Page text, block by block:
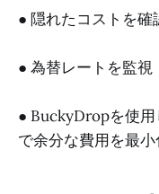
● 隠れたコストを確
● 為替レートを監視
● BuckyDropを使
で余分な費用を最小